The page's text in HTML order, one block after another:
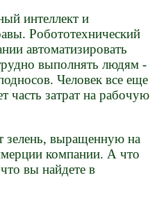
интеллект и
Робототехнический
автоматизировать
выполнять людям -
Человек все еще
часть затрат на рабочую
зелень, выращенную на
компании. А что
вы найдете в